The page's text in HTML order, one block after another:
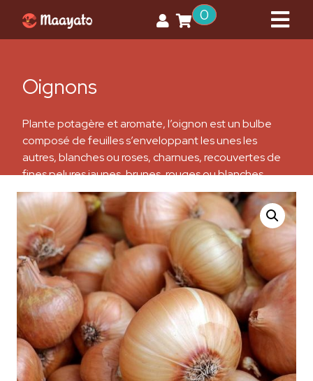
0
Oignons
Plante potagère et aromate, l’oignon est un bulbe
composé de feuilles s’enveloppant les unes les
autres, blanches ou roses, charnues, recouvertes de
fines pelures jaunes, brunes, rouges ou blanches